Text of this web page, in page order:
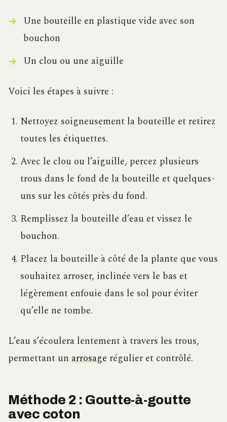
Une bouteille en plastique vide avec son
bouchon
Un clou ou une aiguille
Voici les étapes à suivre :
Nettoyez soigneusement la bouteille et retirez
toutes les étiquettes.
Avec le clou ou l’aiguille, percez plusieurs
trous dans le fond de la bouteille et quelques-
uns sur les côtés près du fond.
Remplissez la bouteille d’eau et vissez le
bouchon.
Placez la bouteille à côté de la plante que vous
souhaitez arroser, inclinée vers le bas et
légèrement enfouie dans le sol pour éviter
qu’elle ne tombe.
L’eau s’écoulera lentement à travers les trous,
permettant un arrosage régulier et contrôlé.
Méthode 2 : Goutte-à-goutte
avec coton